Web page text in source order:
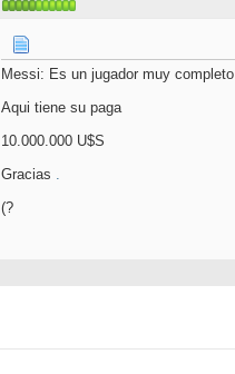
Messi: Es un jugador muy completo
Aqui tiene su paga
10.000.000 U$S
Gracias .
(?